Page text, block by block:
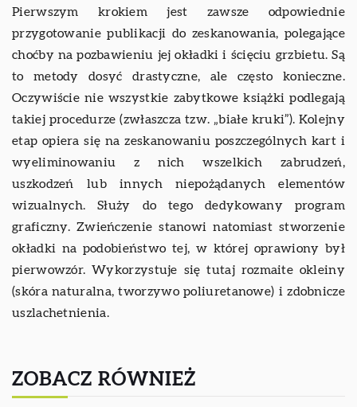
Pierwszym krokiem jest zawsze odpowiednie
przygotowanie publikacji do zeskanowania, polegające
choćby na pozbawieniu jej okładki i ścięciu grzbietu. Są
to metody dosyć drastyczne, ale często konieczne.
Oczywiście nie wszystkie zabytkowe książki podlegają
takiej procedurze (zwłaszcza tzw. „białe kruki”). Kolejny
etap opiera się na zeskanowaniu poszczególnych kart i
wyeliminowaniu z nich wszelkich zabrudzeń,
uszkodzeń lub innych niepożądanych elementów
wizualnych. Służy do tego dedykowany program
graficzny. Zwieńczenie stanowi natomiast stworzenie
okładki na podobieństwo tej, w której oprawiony był
pierwowzór. Wykorzystuje się tutaj rozmaite okleiny
(skóra naturalna, tworzywo poliuretanowe) i zdobnicze
uszlachetnienia.
ZOBACZ RÓWNIEŻ